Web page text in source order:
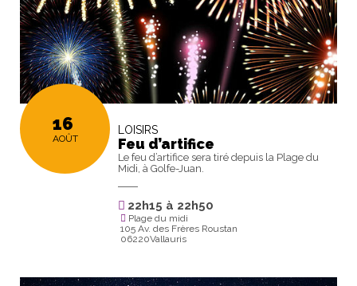
16
AOÛT
LOISIRS
Feu d’artifice
Le feu d’artifice sera tiré depuis la Plage du
Midi, à Golfe-Juan.
22h15 à 22h50
Plage du midi
105 Av. des Frères Roustan
06220Vallauris